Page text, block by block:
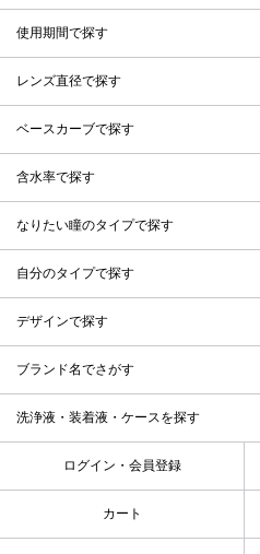
使用期間で探す
レンズ直径で探す
ベースカーブで探す
含水率で探す
なりたい瞳のタイプで探す
自分のタイプで探す
デザインで探す
ブランド名でさがす
洗浄液・装着液・ケースを探す
ログイン・会員登録
カート